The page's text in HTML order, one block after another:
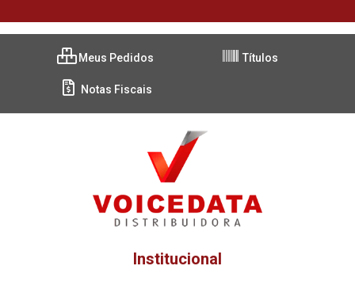
Meus Pedidos Títulos
Notas Fiscais
Institucional